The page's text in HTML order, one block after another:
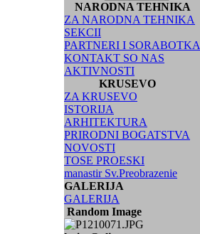
NARODNA TEHNIKA
ZA NARODNA TEHNIKA
SEKCII
PARTNERI I SORABOTKA
KONTAKT SO NAS
AKTIVNOSTI
KRUSEVO
ZA KRUSEVO
ISTORIJA
ARHITEKTURA
PRIRODNI BOGATSTVA
NOVOSTI
TOSE PROESKI
manastir Sv.Preobrazenie
GALERIJA
GALERIJA
Random Image